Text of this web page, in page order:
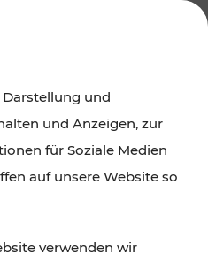
das Burgenland
Gastronomie,
und
und Anzeigen, zur
für Soziale Medien
auf unsere Website so
verwenden wir